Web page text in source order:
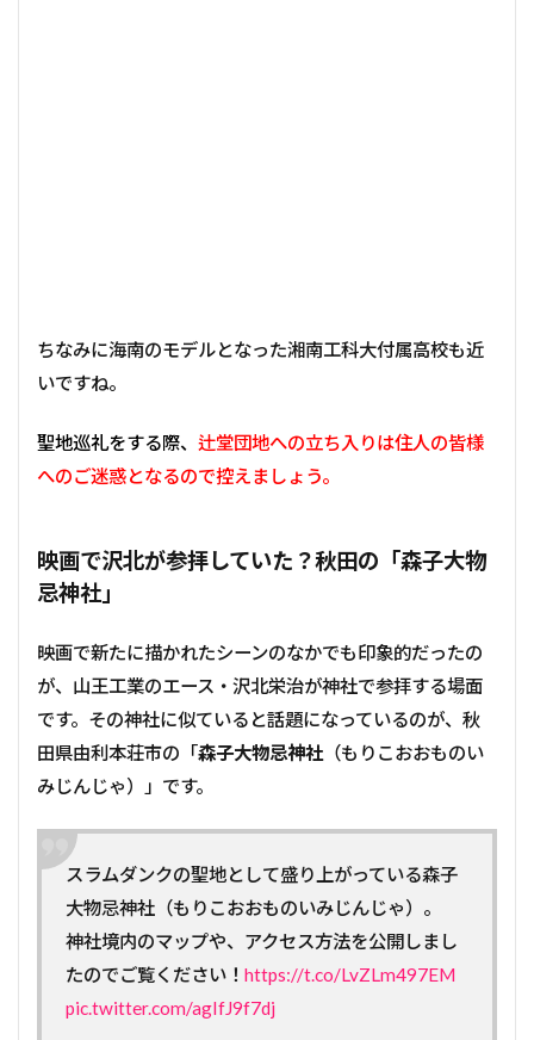
ちなみに海南のモデルとなった湘南工科大付属高校も近
いですね。
聖地巡礼をする際、 辻堂団地への立ち入りは住人の皆様
へのご迷惑となるので控えましょう。
映画で沢北が参拝していた？秋田の「森子大物
忌神社」
映画で新たに描かれたシーンのなかでも印象的だったの
が、山王工業のエース・沢北栄治が神社で参拝する場面
です。その神社に似ていると話題になっているのが、秋
田県由利本荘市の「森子大物忌神社 （もりこおおものい
みじんじゃ）」です。
スラムダンクの聖地として盛り上がっている森子
大物忌神社（もりこおおものいみじんじゃ）。
神社境内のマップや、アクセス方法を公開しまし
たのでご覧ください！ https://t.co/LvZLm497EM
pic.twitter.com/agIfJ9f7dj